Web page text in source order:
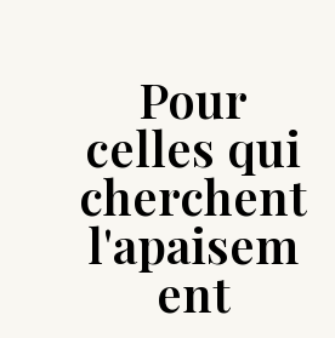
Pour
celles qui
cherchent
l'apaisem
ent